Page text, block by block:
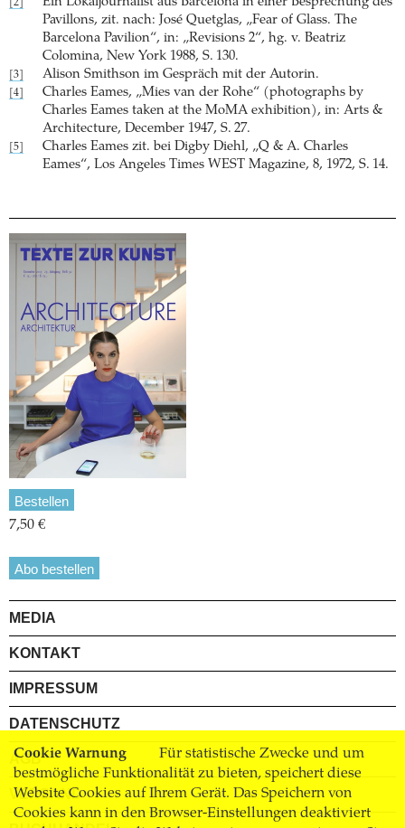
Cookie Warnung
Für statistische Zwecke und um
bestmögliche Funktionalität zu bieten, speichert diese
Website Cookies auf Ihrem Gerät. Das Speichern von
Cookies kann in den Browser-Einstellungen deaktiviert
[2]
Pavillons, zit. nach: José Quetglas, „Fear of Glass. The
Barcelona Pavilion“, in: „Revisions 2“, hg. v. Beatriz
Colomina, New York 1988, S. 130.
[3] Alison Smithson im Gespräch mit der Autorin.
[4]
Charles Eames, „Mies van der Rohe“ (photographs by
Charles Eames taken at the MoMA exhibition), in: Arts &
Architecture, December 1947, S. 27.
[5]
Charles Eames zit. bei Digby Diehl, „Q & A. Charles
Eames“, Los Angeles Times WEST Magazine, 8, 1972, S. 14.
Bestellen
7,50 €
Abo bestellen
MEDIA
KONTAKT
IMPRESSUM
DATENSCHUTZ
AGB
VERSAND